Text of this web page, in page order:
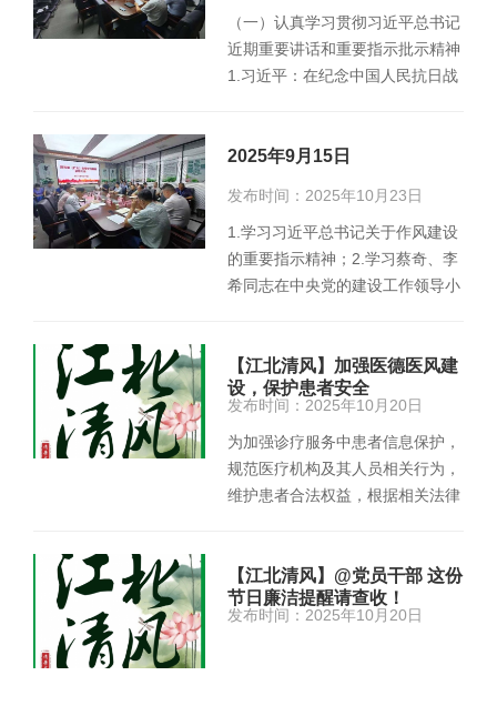
（一）认真学习贯彻习近平总书记
近期重要讲话和重要指示批示精神
1.习近平：在纪念中国人民抗日战
2025年9月15日
发布时间：2025年10月23日
1.学习习近平总书记关于作风建设
的重要指示精神；2.学习蔡奇、李
希同志在中央党的建设工作领导小
【江北清风】加强医德医风建
设，保护患者安全
发布时间：2025年10月20日
为加强诊疗服务中患者信息保护，
规范医疗机构及其人员相关行为，
维护患者合法权益，根据相关法律
【江北清风】@党员干部 这份
节日廉洁提醒请查收！
发布时间：2025年10月20日